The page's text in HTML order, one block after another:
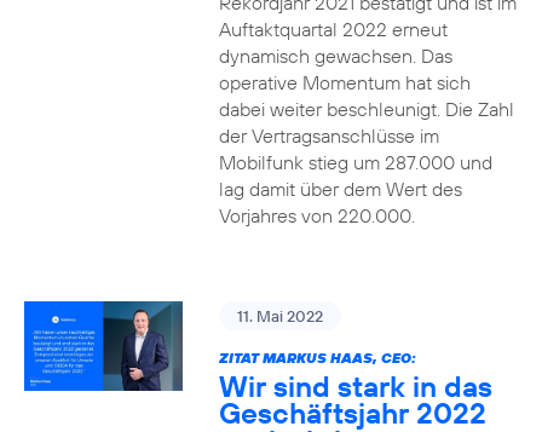
Auftaktquartal 2022 erneut
dynamisch gewachsen. Das
operative Momentum hat sich
dabei weiter beschleunigt. Die Zahl
der Vertragsanschlüsse im
Mobilfunk stieg um 287.000 und
lag damit über dem Wert des
Vorjahres von 220.000.
11. Mai 2022
ZITAT MARKUS HAAS, CEO:
Wir sind stark in das
Geschäftsjahr 2022